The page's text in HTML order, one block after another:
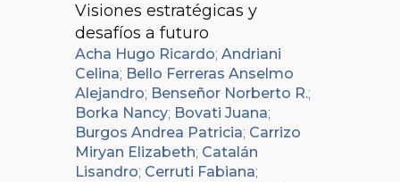
Visiones estratégicas y
desafíos a futuro
Acha Hugo Ricardo; Andriani
Celina; Bello Ferreras Anselmo
Alejandro; Benseñor Norberto R.;
Borka Nancy; Bovati Juana;
Burgos Andrea Patricia; Carrizo
Miryan Elizabeth; Catalán
Lisandro; Cerruti Fabiana;